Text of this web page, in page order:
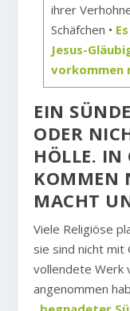
ihrer
Schäfchen •
Jesus-
vorkommen
EIN
ODER
HÖLLE. IN
KOMMEN
MACHT
Viele Religiöse
sie sind nicht
vollendete Werk
angenommen